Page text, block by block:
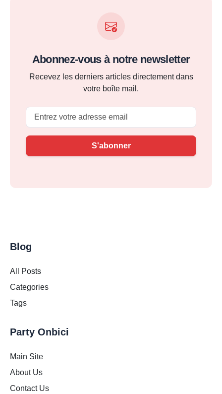
Abonnez-vous à notre newsletter
Recevez les derniers articles directement dans
votre boîte mail.
S'abonner
Blog
All Posts
Categories
Tags
Party Onbici
Main Site
About Us
Contact Us